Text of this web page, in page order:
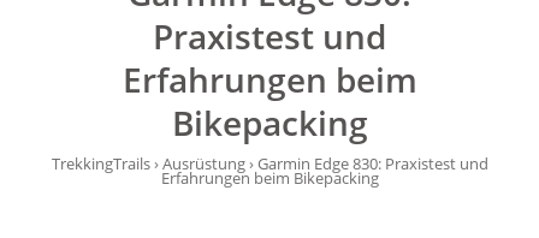
Praxistest und
Erfahrungen beim
Bikepacking
TrekkingTrails›Ausrüstung›Garmin Edge 830: Praxistest und
Erfahrungen beim Bikepacking